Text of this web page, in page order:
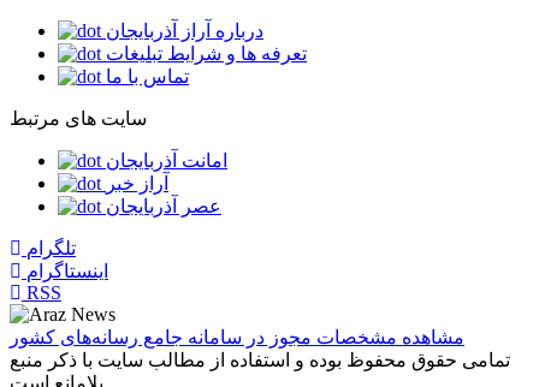
درباره آراز آذربایجان
تعرفه ها و شرایط تبلیغات
تماس با ما
سایت های مرتبط
امانت آذربایجان
آراز خبر
عصر آذربایجان
تلگرام
اینستاگرام
RSS
مشاهده مشخصات مجوز در سامانه جامع رسانه‌های کشور
تمامی حقوق محفوظ بوده و استفاده از مطالب سایت با ذکر منبع